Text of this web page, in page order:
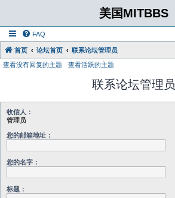
美国MITBBS
FAQ
首页 论坛首页 联系论坛管理员
查看没有回复的主题 查看活跃的主题
联系论坛管理员
收信人：
管理员
您的邮箱地址：
您的名字：
标题：